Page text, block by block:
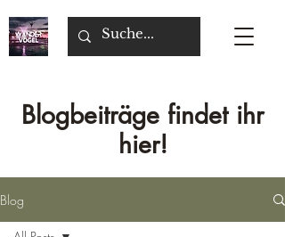
Blogbeiträge findet ihr
hier!
Blog